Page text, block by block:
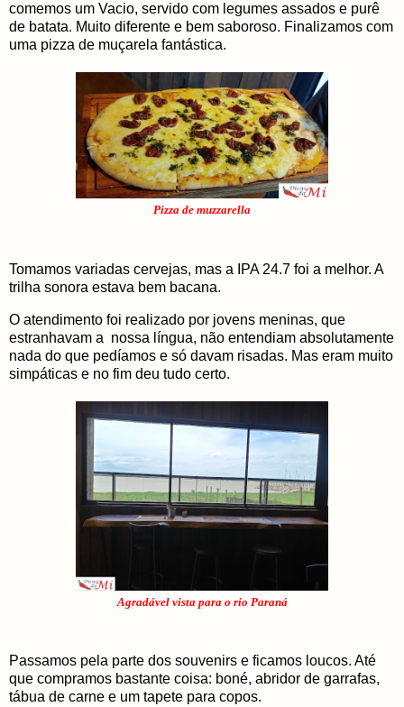
comemos um Vacio, servido com legumes assados e purê
de batata. Muito diferente e bem saboroso. Finalizamos com
uma pizza de muçarela fantástica.
Pizza de muzzarella
Tomamos variadas cervejas, mas a IPA 24.7 foi a melhor. A
trilha sonora estava bem bacana.
O atendimento foi realizado por jovens meninas, que
estranhavam a nossa língua, não entendiam absolutamente
nada do que pedíamos e só davam risadas. Mas eram muito
simpáticas e no fim deu tudo certo.
Agradável vista para o rio Paraná
Passamos pela parte dos souvenirs e ficamos loucos. Até
que compramos bastante coisa: boné, abridor de garrafas,
tábua de carne e um tapete para copos.